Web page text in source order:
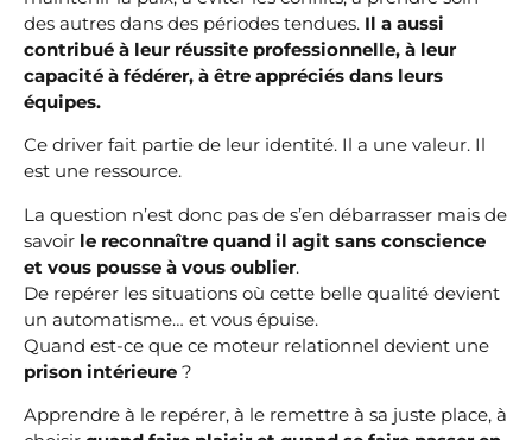
des autres dans des périodes tendues. Il a aussi
contribué à leur réussite professionnelle, à leur
capacité à fédérer, à être appréciés dans leurs
équipes.
Ce driver fait partie de leur identité. Il a une valeur. Il
est une ressource.
La question n’est donc pas de s’en débarrasser mais de
savoir le reconnaître quand il agit sans conscience
et vous pousse à vous oublier.
De repérer les situations où cette belle qualité devient
un automatisme… et vous épuise.
Quand est-ce que ce moteur relationnel devient une
prison intérieure ?
Apprendre à le repérer, à le remettre à sa juste place, à